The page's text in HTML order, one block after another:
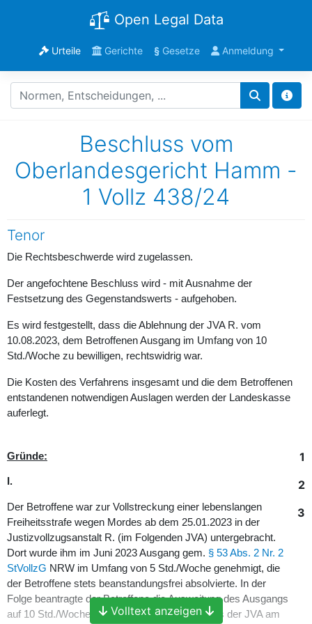
Open Legal Data
Urteile Gerichte §Gesetze Anmeldung
Beschluss vom
Oberlandesgericht Hamm -
1 Vollz 438/24
Tenor
Die Rechtsbeschwerde wird zugelassen.
Der angefochtene Beschluss wird - mit Ausnahme der
Festsetzung des Gegenstandswerts - aufgehoben.
Es wird festgestellt, dass die Ablehnung der JVA R. vom
10.08.2023, dem Betroffenen Ausgang im Umfang von 10
Std./Woche zu bewilligen, rechtswidrig war.
Die Kosten des Verfahrens insgesamt und die dem Betroffenen
entstandenen notwendigen Auslagen werden der Landeskasse
auferlegt.
1
Gründe:
2
I.
3
Der Betroffene war zur Vollstreckung einer lebenslangen
Freiheitsstrafe wegen Mordes ab dem 25.01.2023 in der
Justizvollzugsanstalt R. (im Folgenden JVA) untergebracht.
Dort wurde ihm im Juni 2023 Ausgang gem. § 53 Abs. 2 Nr. 2
StVollzG NRW im Umfang von 5 Std./Woche genehmigt, die
der Betroffene stets beanstandungsfrei absolvierte. In der
Folge beantragte der Betroffene die Ausweitung des Ausgangs
auf 10 Std./Woche. Dieser Antrag wurde seitens der JVA am
Volltext anzeigen